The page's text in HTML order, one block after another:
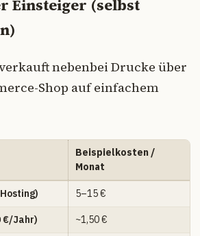
Einsteiger (selbst
nebenbei Drucke über
Shop auf einfachem
Beispielkosten /
Monat
5–15 €
€/Jahr) ~1,50 €